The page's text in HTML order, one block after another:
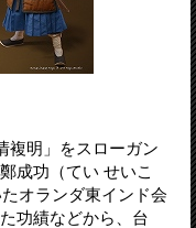
複明」をスローガン
成功（てい せいこ
オランダ東インド会
功績などから、台